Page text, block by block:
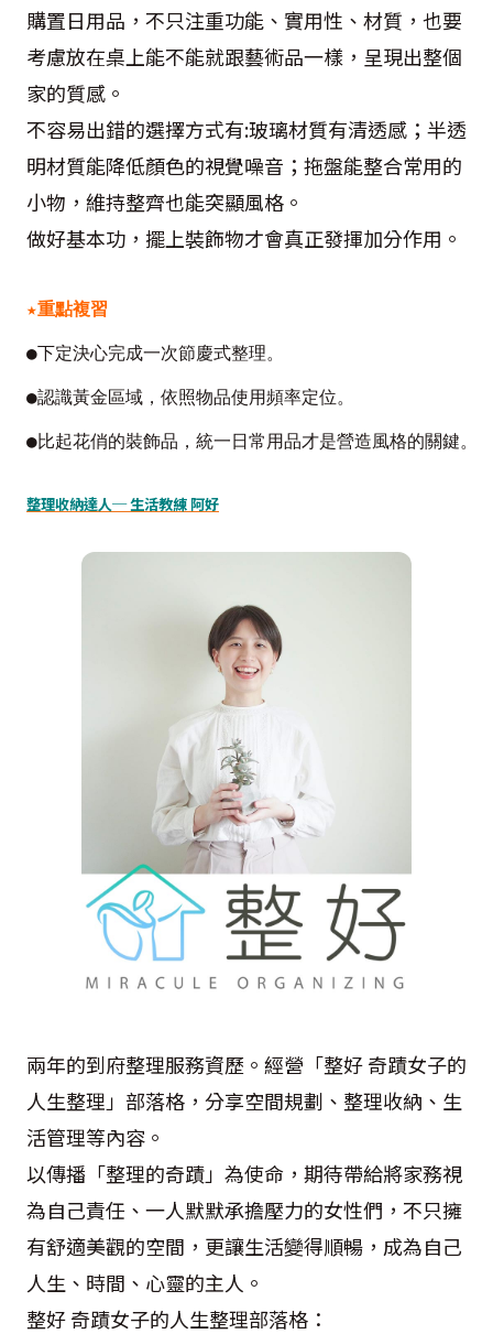
購置日用品，不只注重功能、實用性、材質，也要
考慮放在桌上能不能就跟藝術品一樣，呈現出整個
家的質感。
不容易出錯的選擇方式有:玻璃材質有清透感；半透
明材質能降低顏色的視覺噪音；拖盤能整合常用的
小物，維持整齊也能突顯風格。
做好基本功，擺上裝飾物才會真正發揮加分作用。
★重點複習
●下定決心完成一次節慶式整理。
●認識黃金區域，依照物品使用頻率定位。
●比起花俏的裝飾品，統一日常用品才是營造風格的關鍵。
整理收納達人─ 生活教練 阿好
兩年的到府整理服務資歷。經營「整好 奇蹟女子的
人生整理」部落格，分享空間規劃、整理收納、生
活管理等內容。
以傳播「整理的奇蹟」為使命，期待帶給將家務視
為自己責任、一人默默承擔壓力的女性們，不只擁
有舒適美觀的空間，更讓生活變得順暢，成為自己
人生、時間、心靈的主人。
整好 奇蹟女子的人生整理部落格：